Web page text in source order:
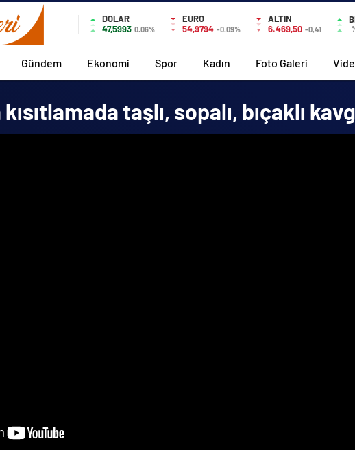
DOLAR
47,5993 0.06%
EURO
54,9794 -0.09%
ALTIN
6.469,50 -0,41
Gündem Ekonomi Spor Kadın Foto Galeri
kısıtlamada taşlı, sopalı, bıçaklı